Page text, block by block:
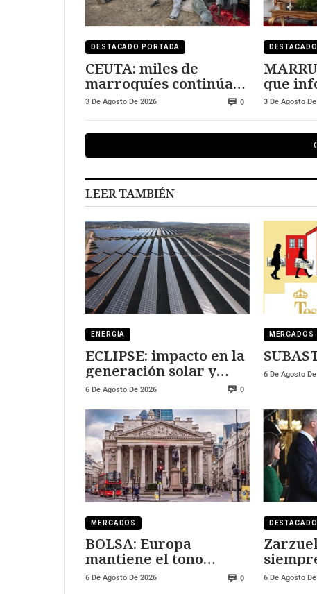
DESTACADO PORTADA
CEUTA: miles de
marroquíes continúan
en la ciudad
3 De Agosto De 2026 0
que
de la
3 De Agosto
LEER TAMBIÉN
ENERGÍA
ECLIPSE: impacto en la
generación solar y
fotovoltaica
6 De Agosto De 2026 0
MERCADOS
6 De Agosto
MERCADOS
BOLSA: Europa
mantiene el tono
positivo
6 De Agosto De 2026 0 visitar
6 De Agosto